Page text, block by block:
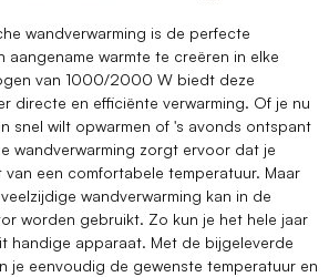
wandverwarming is de perfecte
aangename warmte te creëren in elke
van 1000/2000 W biedt deze
directe en efficiënte verwarming. Of je nu
snel wilt opwarmen of 's avonds ontspant
wandverwarming zorgt ervoor dat je
een comfortabele temperatuur. Maar
wandverwarming kan in de
worden gebruikt. Zo kun je het hele jaar
handige apparaat. Met de bijgeleverde
je eenvoudig de gewenste temperatuur en